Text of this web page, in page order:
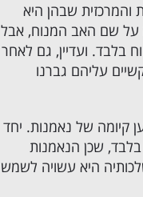
והמרכזית שבהן היא
על שם האב המנוח, אבל
בלבד. ועדיין, גם לאחר
עליהם גברנו
קיומה של נאמנות. יחד
שכן הנאמנות
היא עשויה לשמש